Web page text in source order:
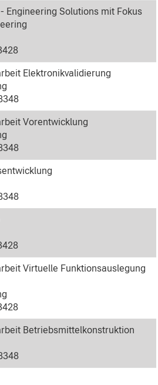
Engineering Solutions mit Fokus
Elektronikvalidierung
Vorentwicklung
Virtuelle Funktionsauslegung
Betriebsmittelkonstruktion